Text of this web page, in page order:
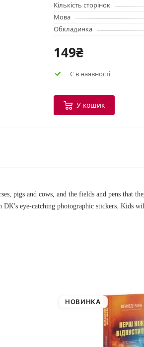
Кількість сторінок
Мова
Обкладинка
149₴
Є в наявності
У кошик
pigs and cows, and the fields and pens that
eye-catching photographic stickers. Kids
НОВИНКА